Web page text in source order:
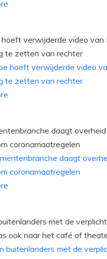
hoeft verwijderde video van
te zetten van rechter
daagt
coronamaatregelen
met de
ook naar het café of